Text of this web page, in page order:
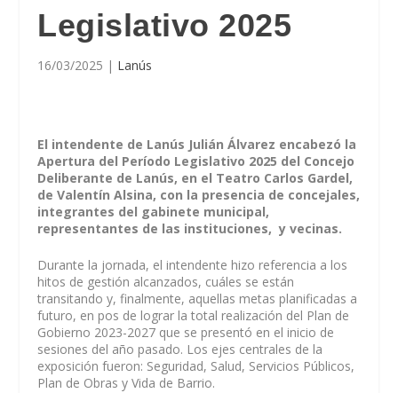
Legislativo 2025
16/03/2025 | Lanús
El intendente de Lanús Julián Álvarez encabezó la
Apertura del Período Legislativo 2025 del Concejo
Deliberante de Lanús, en el Teatro Carlos Gardel,
de Valentín Alsina, con la presencia de concejales,
integrantes del gabinete municipal,
representantes de las instituciones, y vecinas.
Durante la jornada, el intendente hizo referencia a los
hitos de gestión alcanzados, cuáles se están
transitando y, finalmente, aquellas metas planificadas a
futuro, en pos de lograr la total realización del Plan de
Gobierno 2023-2027 que se presentó en el inicio de
sesiones del año pasado. Los ejes centrales de la
exposición fueron: Seguridad, Salud, Servicios Públicos,
Plan de Obras y Vida de Barrio.